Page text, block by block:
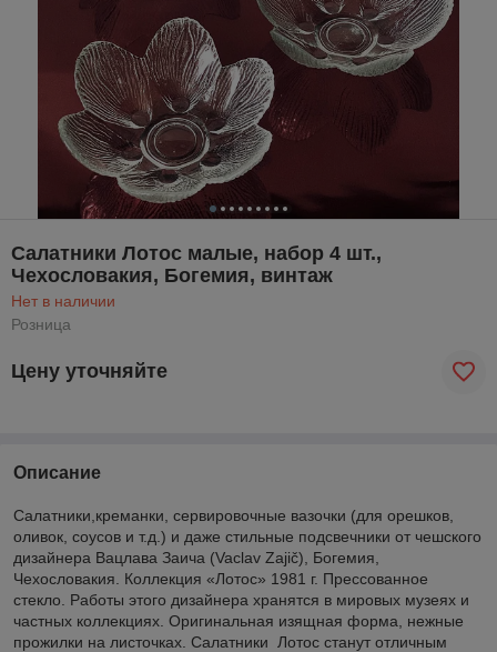
Салатники Лотос малые, набор 4 шт.,
Чехословакия, Богемия, винтаж
Нет в наличии
Розница
Цену уточняйте
Описание
Салатники,креманки, сервировочные вазочки (для орешков,
оливок, соусов и т.д.) и даже стильные подсвечники от чешского
дизайнера Вацлава Заича (Vaclav Zajič), Богемия,
Чехословакия. Коллекция «Лотос» 1981 г. Прессованное
стекло. Работы этого дизайнера хранятся в мировых музеях и
частных коллекциях. Оригинальная изящная форма, нежные
прожилки на листочках. Салатники Лотос станут отличным